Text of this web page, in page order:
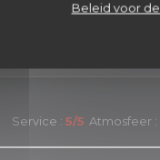
Beleid voor
le personnel est
Service : 5/5 Atmosfeer :